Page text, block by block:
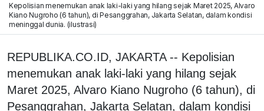
Kepolisian menemukan anak laki-laki yang hilang sejak Maret 2025, Alvaro
Kiano Nugroho (6 tahun), di Pesanggrahan, Jakarta Selatan, dalam kondisi
meninggal dunia. (ilustrasi)
REPUBLIKA.CO.ID, JAKARTA -- Kepolisian
menemukan anak laki-laki yang hilang sejak
Maret 2025, Alvaro Kiano Nugroho (6 tahun), di
Pesanggrahan, Jakarta Selatan, dalam kondisi